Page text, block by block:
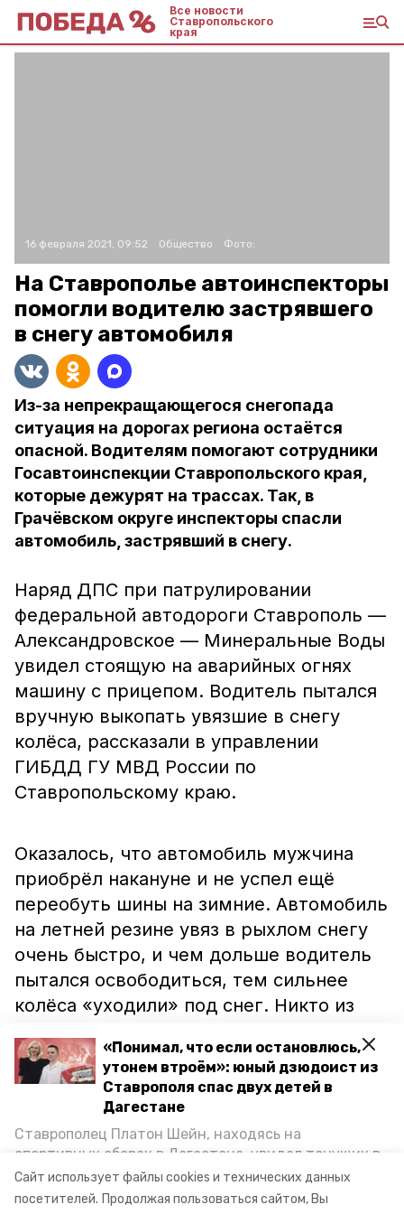
Сайт использует файлы cookies и технических данных
посетителей. Продолжая пользоваться сайтом, Вы
«Понимал, что если остановлюсь,
утонем втроём»: юный дзюдоист из
Ставрополя спас двух детей в
Дагестане
Ставрополец Платон Шейн, находясь на
спортивных сборах в Дегестане, увидел тонущих в
Каспийском море детей и бросился на помощь. По
возвращении домой, отважного мальчика
Все новости
Ставропольского
края
16 февраля 2021, 09:52 Общество Фото:
На Ставрополье автоинспекторы
помогли водителю застрявшего
в снегу автомобиля
Из-за непрекращающегося снегопада
ситуация на дорогах региона остаётся
опасной. Водителям помогают сотрудники
Госавтоинспекции Ставропольского края,
которые дежурят на трассах. Так, в
Грачёвском округе инспекторы спасли
автомобиль, застрявший в снегу.
Наряд ДПС при патрулировании
федеральной автодороги Ставрополь —
Александровское — Минеральные Воды
увидел стоящую на аварийных огнях
машину с прицепом. Водитель пытался
вручную выкопать увязшие в снегу
колёса, рассказали в управлении
ГИБДД ГУ МВД России по
Ставропольскому краю.
Оказалось, что автомобиль мужчина
приобрёл накануне и не успел ещё
переобуть шины на зимние. Автомобиль
на летней резине увяз в рыхлом снегу
очень быстро, и чем дольше водитель
пытался освободиться, тем сильнее
колёса «уходили» под снег. Никто из
Инспекторы с помощью буксировочного
троса и сапёрной лопатки вытащили
автомобиль. После этого водитель смог
продолжить свой путь.